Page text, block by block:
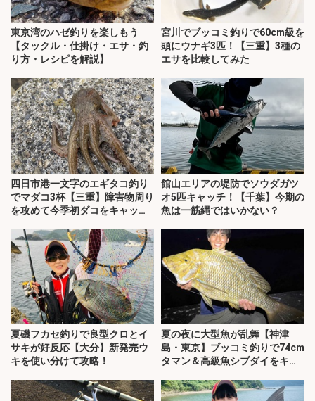
東京湾のハゼ釣りを楽しもう
【タックル・仕掛け・エサ・釣
り方・レシピを解説】
宮川でブッコミ釣りで60cm級を
頭にウナギ3匹！【三重】3種の
エサを比較してみた
四日市港一文字のエギタコ釣り
でマダコ3杯【三重】障害物周り
を攻めて今季初ダコをキャッ
館山エリアの堤防でソウダガツ
オ5匹キャッチ！【千葉】今期の
魚は一筋縄ではいかない？
夏磯フカセ釣りで良型クロとイ
サキが好反応【大分】新発売ウ
キを使い分けて攻略！
夏の夜に大型魚が乱舞【神津
島・東京】ブッコミ釣りで74cm
タマン＆高級魚シブダイをキャ